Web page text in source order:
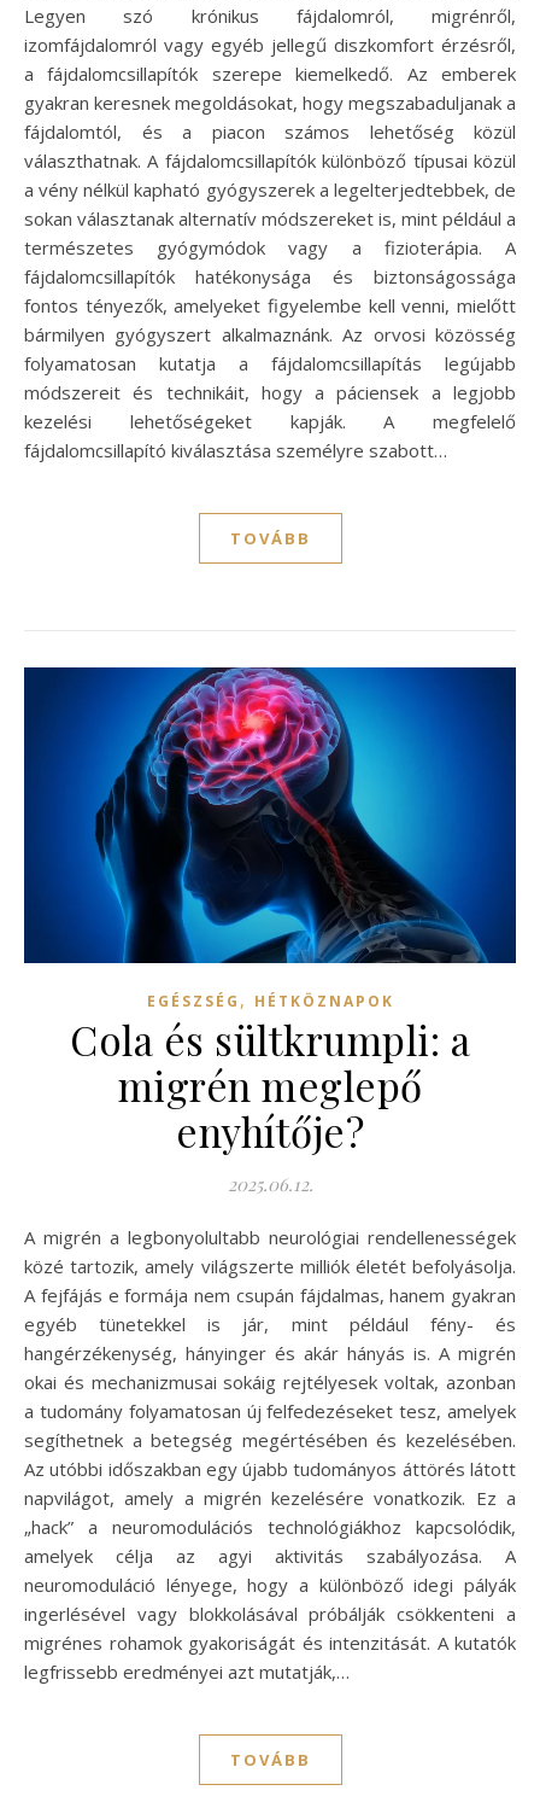
Legyen szó krónikus fájdalomról, migrénről,
izomfájdalomról vagy egyéb jellegű diszkomfort érzésről,
a fájdalomcsillapítók szerepe kiemelkedő. Az emberek
gyakran keresnek megoldásokat, hogy megszabaduljanak a
fájdalomtól, és a piacon számos lehetőség közül
választhatnak. A fájdalomcsillapítók különböző típusai közül
a vény nélkül kapható gyógyszerek a legelterjedtebbek, de
sokan választanak alternatív módszereket is, mint például a
természetes gyógymódok vagy a fizioterápia. A
fájdalomcsillapítók hatékonysága és biztonságossága
fontos tényezők, amelyeket figyelembe kell venni, mielőtt
bármilyen gyógyszert alkalmaznánk. Az orvosi közösség
folyamatosan kutatja a fájdalomcsillapítás legújabb
módszereit és technikáit, hogy a páciensek a legjobb
kezelési lehetőségeket kapják. A megfelelő
fájdalomcsillapító kiválasztása személyre szabott…
TOVÁBB
EGÉSZSÉG , HÉTKÖZNAPOK
Cola és sültkrumpli: a
migrén meglepő
enyhítője?
2025.06.12.
A migrén a legbonyolultabb neurológiai rendellenességek
közé tartozik, amely világszerte milliók életét befolyásolja.
A fejfájás e formája nem csupán fájdalmas, hanem gyakran
egyéb tünetekkel is jár, mint például fény- és
hangérzékenység, hányinger és akár hányás is. A migrén
okai és mechanizmusai sokáig rejtélyesek voltak, azonban
a tudomány folyamatosan új felfedezéseket tesz, amelyek
segíthetnek a betegség megértésében és kezelésében.
Az utóbbi időszakban egy újabb tudományos áttörés látott
napvilágot, amely a migrén kezelésére vonatkozik. Ez a
„hack” a neuromodulációs technológiákhoz kapcsolódik,
amelyek célja az agyi aktivitás szabályozása. A
neuromoduláció lényege, hogy a különböző idegi pályák
ingerlésével vagy blokkolásával próbálják csökkenteni a
migrénes rohamok gyakoriságát és intenzitását. A kutatók
legfrissebb eredményei azt mutatják,…
TOVÁBB